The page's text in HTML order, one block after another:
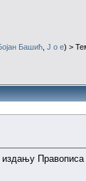
Башић J o e) >